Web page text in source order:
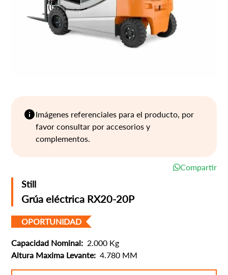
Imágenes referenciales para el producto, por
favor consultar por accesorios y
complementos.
Compartir
Still
Grúa eléctrica RX20-20P
OPORTUNIDAD
Capacidad Nominal: 2.000 Kg
Altura Maxima Levante: 4.780 MM